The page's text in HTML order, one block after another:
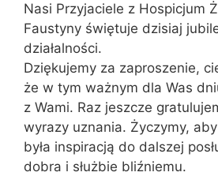
Nasi Przyjaciele z Hospicjum
Faustyny świętuje dzisiaj
działalności.
Dziękujemy za zaproszenie,
że w tym ważnym dla Was
z Wami. Raz jeszcze
wyrazy uznania. Życzymy,
była inspiracją do dalszej
dobra i służbie bliźniemu.